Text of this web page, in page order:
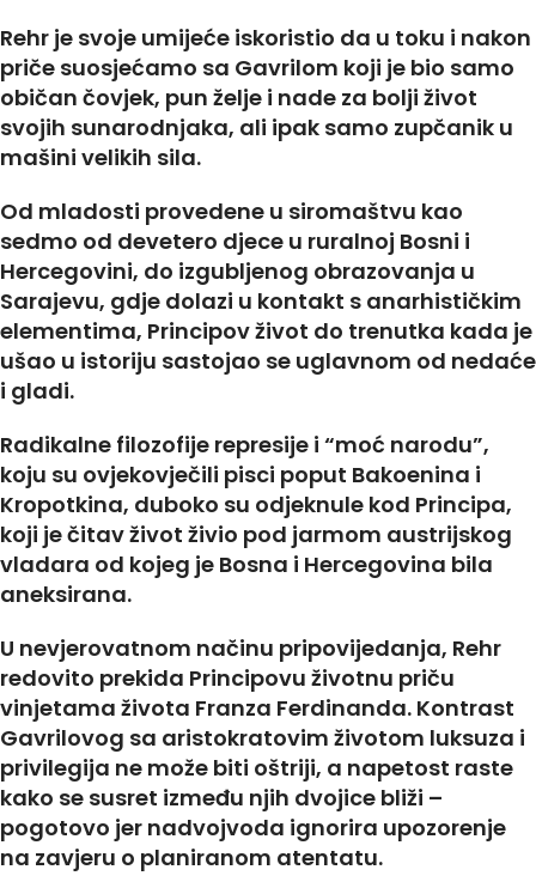
Rehr je svoje umijeće iskoristio da u toku i nakon
priče suosjećamo sa Gavrilom koji je bio samo
običan čovjek, pun želje i nade za bolji život
svojih sunarodnjaka, ali ipak samo zupčanik u
mašini velikih sila.
Od mladosti provedene u siromaštvu kao
sedmo od devetero djece u ruralnoj Bosni i
Hercegovini, do izgubljenog obrazovanja u
Sarajevu, gdje dolazi u kontakt s anarhističkim
elementima, Principov život do trenutka kada je
ušao u istoriju sastojao se uglavnom od nedaće
i gladi.
Radikalne filozofije represije i “moć narodu”,
koju su ovjekovječili pisci poput Bakoenina i
Kropotkina, duboko su odjeknule kod Principa,
koji je čitav život živio pod jarmom austrijskog
vladara od kojeg je Bosna i Hercegovina bila
aneksirana.
U nevjerovatnom načinu pripovijedanja, Rehr
redovito prekida Principovu životnu priču
vinjetama života Franza Ferdinanda. Kontrast
Gavrilovog sa aristokratovim životom luksuza i
privilegija ne može biti oštriji, a napetost raste
kako se susret između njih dvojice bliži –
pogotovo jer nadvojvoda ignorira upozorenje
na zavjeru o planiranom atentatu.